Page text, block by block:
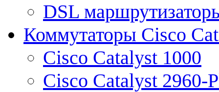
DSL
Коммутаторы Cisco
Cisco Catalyst 1000
Cisco Catalyst 2960-